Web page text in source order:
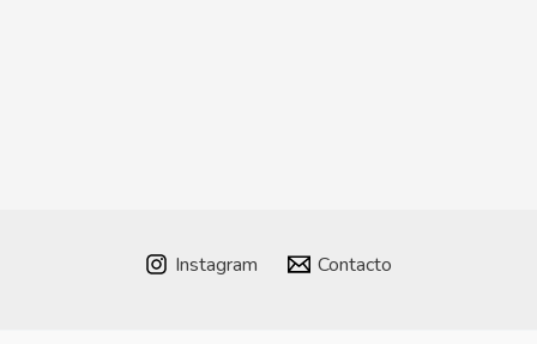
Instagram Contacto